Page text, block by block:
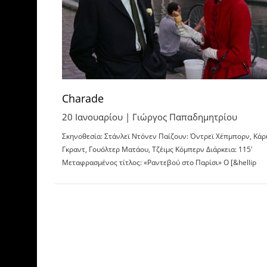
Charade
20 Ιανουαρίου | Γιώργος Παπαδημητρίου
Σκηνοθεσία: Στάνλεϊ Ντόνεν Παίζουν: Όντρεϊ Χέπμπορν,
Γκραντ, Γουόλτερ Ματάου, Τζέιμς Κόμπερν Διάρκεια: 115′
Μεταφρασμένος τίτλος: «Ραντεβού στο Παρίσι» Ο [&hellip